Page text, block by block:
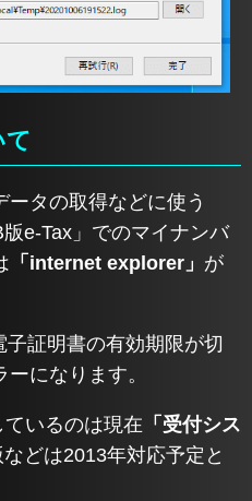
て
タの取得などに使う
版e-Tax」でのマイナンバ
「internet explorer」 が
証明書の有効期限が切
になります。
いるのは現在 「受付シス
どは2013年対応予定と